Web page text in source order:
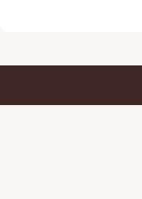
Conseils De